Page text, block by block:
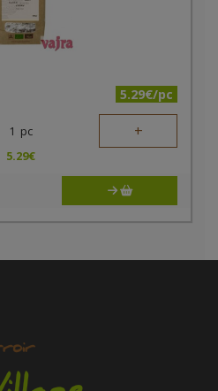
5.29€/pc
1 pc +
5.29€